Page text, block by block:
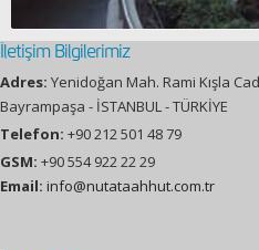
İletişim Bilgilerimiz
Adres: Yenidoğan Mah. Rami Kışla
Bayrampaşa - İSTANBUL - TÜRKİYE
Telefon: +90 212 501 48 79
GSM: +90 554 922 22 29
Email: info@nutataahhut.com.tr